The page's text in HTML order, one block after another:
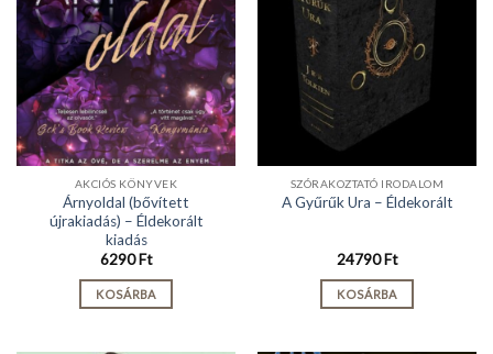
AKCIÓS KÖNYVEK
Árnyoldal (bővített
újrakiadás) – Éldekorált
kiadás
6290Ft
KOSÁRBA
SZÓRAKOZTATÓ IRODALOM
A Gyűrűk Ura – Éldekorált
24790Ft
KOSÁRBA